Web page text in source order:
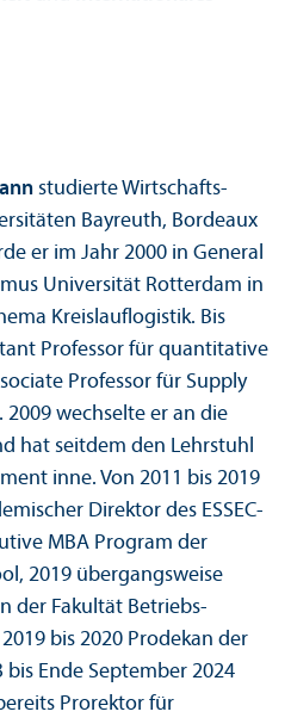
studierte Wirtschafts­
Bayreuth, Bordeaux
er im Jahr 2000 in General
Universität Rotterdam in
Kreislauflogistik. Bis
Professor für quanti­tative
Professor für Supply
wechselte er an die
hat seitdem den Lehr­stuhl
inne. Von 2011 bis 2019
Direktor des ESSEC-
MBA Program der
2019 übergangsweise
der Fakultät Betriebs­
bis 2020 Prodekan der
bis Ende September 2024
Prorektor für